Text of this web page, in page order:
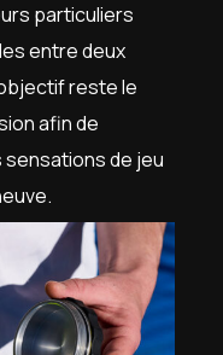
particuliers
entre deux
reste le
afin de
de jeu